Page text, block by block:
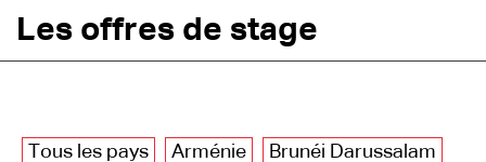
Les pages PRO
Les offres de stage
Tous les pays Arménie
Brunéi Darussalam